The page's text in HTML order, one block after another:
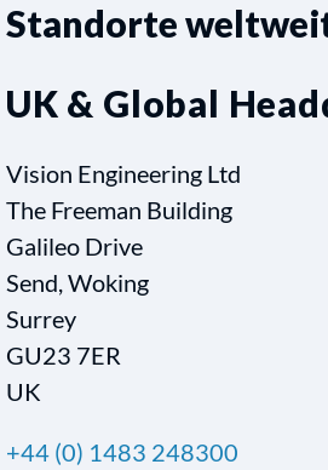
Standorte
UK & Global
Vision Engineering Ltd
The Freeman Building
Galileo Drive
Send, Woking
Surrey
GU23 7ER
UK
+44 (0) 1483 248300